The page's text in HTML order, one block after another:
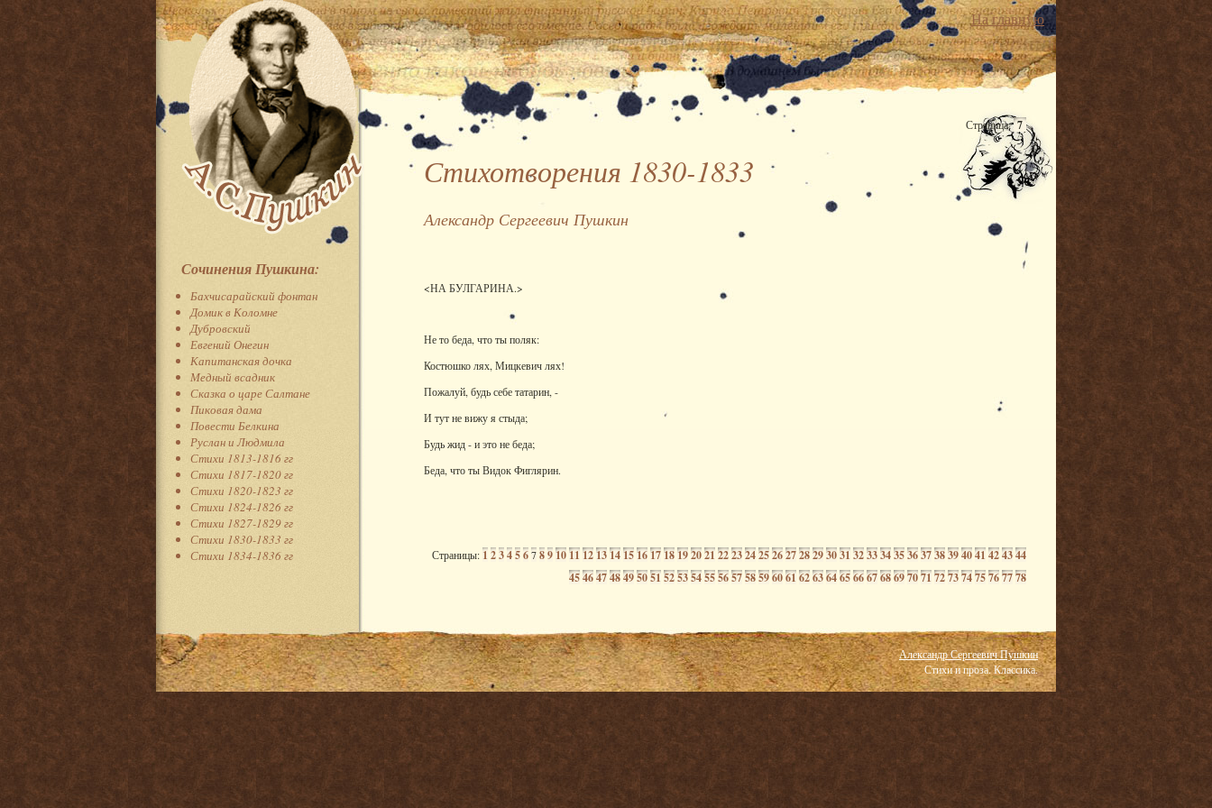
Сочинения Пушкина:
Бахчисарайский фонтан
Домик в Коломне
Дубровский
Евгений Онегин
Капитанская дочка
Медный всадник
Сказка о царе Салтане
Пиковая дама
Повести Белкина
Руслан и Людмила
Стихи 1813-1816 гг
Стихи 1817-1820 гг
Стихи 1820-1823 гг
Стихи 1824-1826 гг
Стихи 1827-1829 гг
Стихи 1830-1833 гг
Стихи 1834-1836 гг
На главную
Страница: 7
Стихотворения 1830-1833
Александр Сергеевич Пушкин
<НА БУЛГАРИНА.>
Не то беда, что ты поляк:
Костюшко лях, Мицкевич лях!
Пожалуй, будь себе татарин, -
И тут не вижу я стыда;
Будь жид - и это не беда;
Беда, что ты Видок Фиглярин.
Страницы:1 234567891011121314151617181920212223242526272829303132333435363738394041424344
45464748495051525354555657585960616263646566676869707172737475767778
Александр Сергеевич Пушкин
Стихи и проза. Классика.